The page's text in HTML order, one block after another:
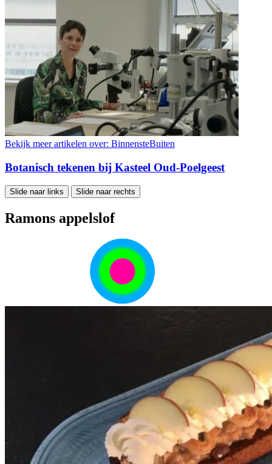
Bekijk meer artikelen over: BinnensteBuiten
Botanisch tekenen bij Kasteel Oud-Poelgeest
Slide naar links Slide naar rechts
Ramons appelslof